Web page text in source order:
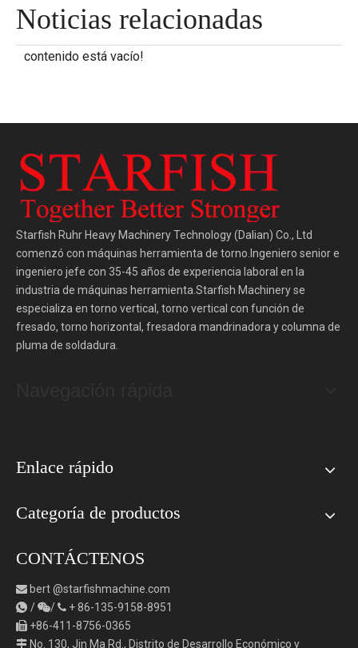
Noticias relacionadas
contenido está vacío!
Starfish Ruhr Heavy Machinery Technology (Dalian) Co., Ltd
comenzó con máquinas herramienta de torno.Ingeniero senior e
ingeniero jefe con 35-45 años de experiencia laboral en la
industria de máquinas herramienta.Starfish Machinery se
especializa en torno vertical, torno vertical con función de
fresado, torno horizontal, fresadora mandrinadora y columna de
pluma de soldadura.
Enlace rápido
Categoría de productos
CONTÁCTENOS
 bert@starfishmachine.com
 / /  +86-135-9158-8951
 +86-411-8756-0365
 No. 130, Jin Ma Rd., Distrito de Desarrollo Económico y